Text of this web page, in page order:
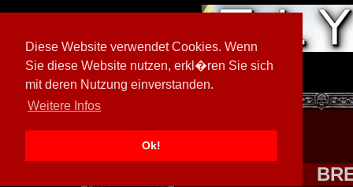
Diese Website verwendet Cookies. Wenn
Sie diese Website nutzen, erkl�ren Sie sich
mit deren Nutzung einverstanden.
Weitere Infos
Ok!
[ 597026/M3]